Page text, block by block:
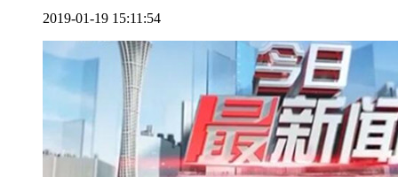
2019-01-19 15:11:54